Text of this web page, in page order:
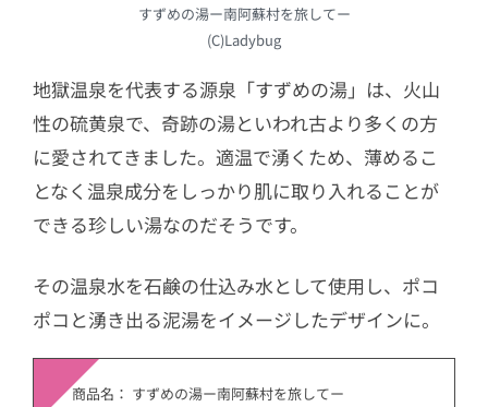
すずめの湯ー南阿蘇村を旅してー
(C)Ladybug
地獄温泉を代表する源泉「すずめの湯」は、火山
性の硫黄泉で、奇跡の湯といわれ古より多くの方
に愛されてきました。適温で湧くため、薄めるこ
となく温泉成分をしっかり肌に取り入れることが
できる珍しい湯なのだそうです。
その温泉水を石鹸の仕込み水として使用し、ポコ
ポコと湧き出る泥湯をイメージしたデザインに。
商品名： すずめの湯ー南阿蘇村を旅してー